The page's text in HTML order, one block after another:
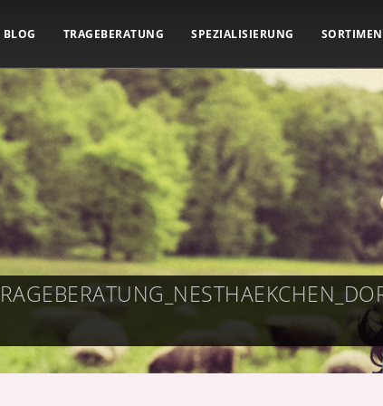
BLOG TRAGEBERATUNG SPEZIALISIERUNG